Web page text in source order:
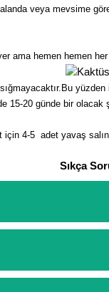
veya mevsime
ama hemen hemen
20 günde bir olacak
4-5 adet yavaş
Sıkça
sipariş